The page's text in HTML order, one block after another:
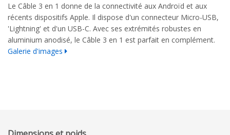
Le Câble 3 en 1 donne de la connectivité aux Androïd et aux
récents dispositifs Apple. Il dispose d'un connecteur Micro-USB,
'Lightning' et d'un USB-C. Avec ses extrémités robustes en
aluminium anodisé, le Câble 3 en 1 est parfait en complément.
Galerie d'images